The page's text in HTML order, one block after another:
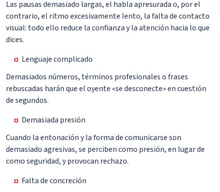
Las pausas demasiado largas, el habla apresurada o, por el
contrario, el ritmo excesivamente lento, la falta de contacto
visual: todo ello reduce la confianza y la atención hacia lo que
dices.
Lenguaje complicado
Demasiados números, términos profesionales o frases
rebuscadas harán que el oyente «se desconecte» en cuestión
de segundos.
Demasiada presión
Cuando la entonación y la forma de comunicarse son
demasiado agresivas, se perciben como presión, en lugar de
como seguridad, y provocan rechazo.
Falta de concreción